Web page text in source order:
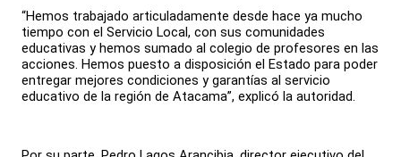
“Hemos trabajado articuladamente desde hace ya mucho
tiempo con el Servicio Local, con sus comunidades
educativas y hemos sumado al colegio de profesores en las
acciones. Hemos puesto a disposición el Estado para poder
entregar mejores condiciones y garantías al servicio
educativo de la región de Atacama”, explicó la autoridad.